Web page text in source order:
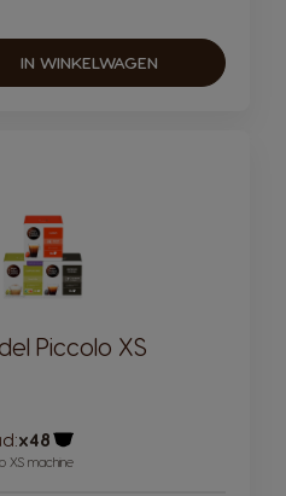
IN WINKELWAGEN
Piccolo XS
x48
Pictogram capsule
XS machine